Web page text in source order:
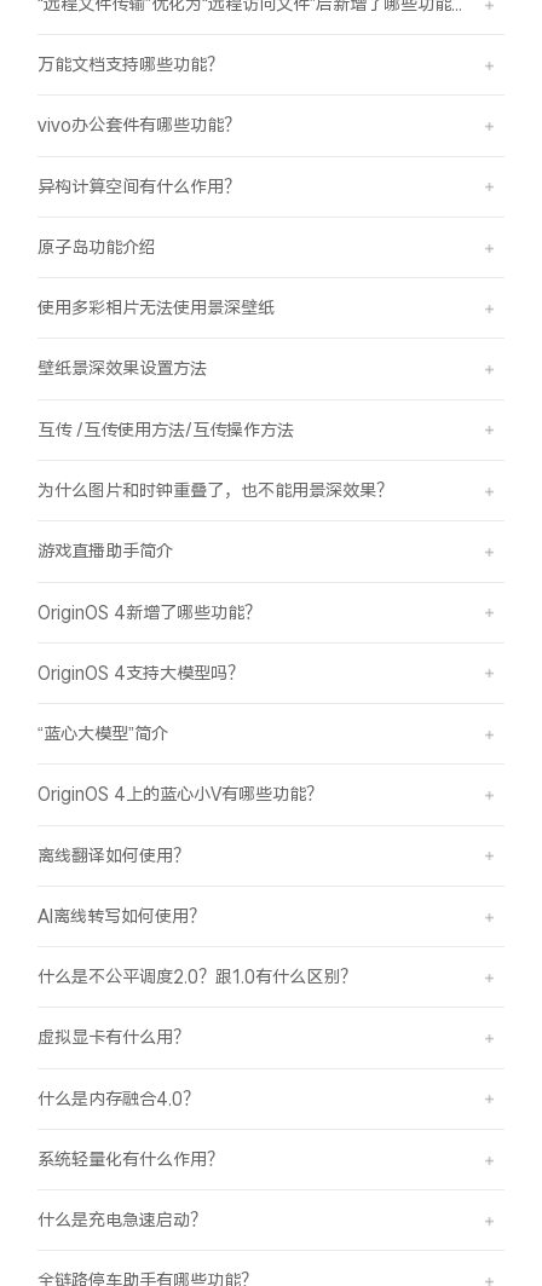
万能文档支持哪些功能？
vivo办公套件有哪些功能？
异构计算空间有什么作用？
原子岛功能介绍
使用多彩相片无法使用景深壁纸
壁纸景深效果设置方法
互传 /互传使用方法/互传操作方法
为什么图片和时钟重叠了，也不能用景深效果？
游戏直播助手简介
OriginOS 4新增了哪些功能？
OriginOS 4支持大模型吗？
“蓝心大模型”简介
OriginOS 4上的蓝心小V有哪些功能？
离线翻译如何使用？
AI离线转写如何使用？
什么是不公平调度2.0？跟1.0有什么区别？
虚拟显卡有什么用？
什么是内存融合4.0？
系统轻量化有什么作用？
什么是充电急速启动？
全链路停车助手有哪些功能？